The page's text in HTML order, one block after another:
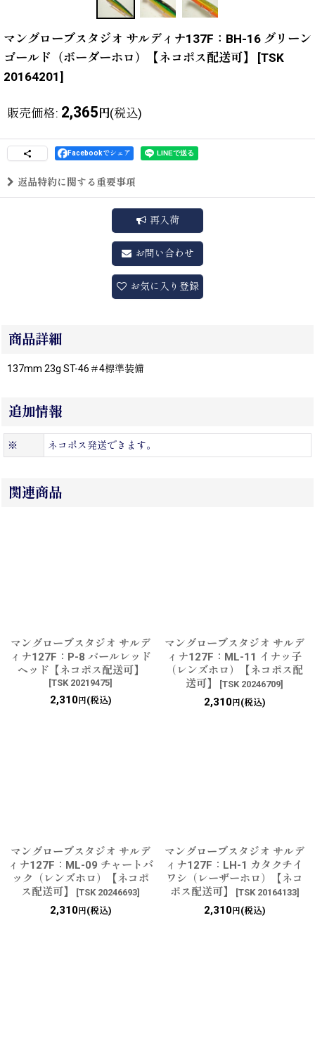
マングローブスタジオ サルディナ137F：BH-16 グリーン
ゴールド（ボーダーホロ）【ネコポス配送可】
[TSK
20164201]
販売価格: 2,365円(税込)
Facebookでシェア
返品特約に関する重要事項
再入荷
お問い合わせ
お気に入り登録
商品詳細
137mm 23g ST-46＃4標準装備
追加情報
※ ネコポス発送できます。
関連商品
マングローブスタジオ サルデ
ィナ127F：P-8 パールレッド
ヘッド【ネコポス配送可】
[TSK 20219475]
2,310円(税込)
マングローブスタジオ サルデ
ィナ127F：ML-11 イナッ子
（レンズホロ）【ネコポス配
送可】
[TSK 20246709]
2,310円(税込)
マングローブスタジオ サルデ
ィナ127F：ML-09 チャートバ
ック（レンズホロ）【ネコポ
ス配送可】
[TSK 20246693]
2,310円(税込)
マングローブスタジオ サルデ
ィナ127F：LH-1 カタクチイ
ワシ（レーザーホロ）【ネコ
ポス配送可】
[TSK 20164133]
2,310円(税込)